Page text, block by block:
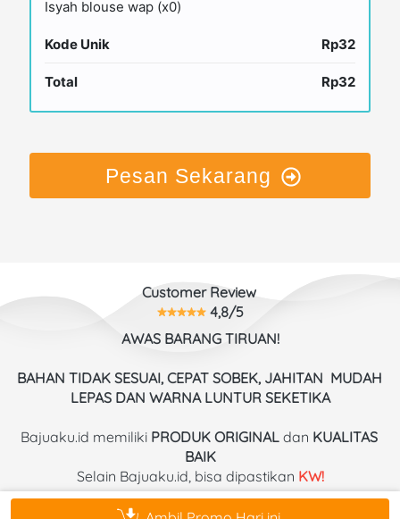
Isyah blouse wap (x0)
Kode Unik Rp32
Total Rp32
Pesan Sekarang
Customer Review
4,8/5
AWAS BARANG TIRUAN!
BAHAN TIDAK SESUAI, CEPAT SOBEK, JAHITAN  MUDAH
LEPAS DAN WARNA LUNTUR SEKETIKA
Bajuaku.id memiliki PRODUK ORIGINAL dan KUALITAS
BAIK
Selain Bajuaku.id, bisa dipastikan KW!